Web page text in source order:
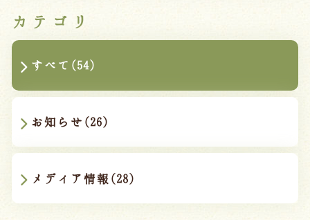
カテゴリ
すべて(54)
お知らせ(26)
メディア情報(28)